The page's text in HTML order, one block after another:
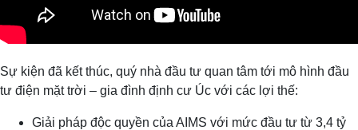
Sự kiện đã kết thúc, quý nhà đầu tư quan tâm tới mô hình đầu
tư điện mặt trời – gia đình định cư Úc với các lợi thế:
Giải pháp độc quyền của AIMS với mức đầu tư từ 3,4 tỷ